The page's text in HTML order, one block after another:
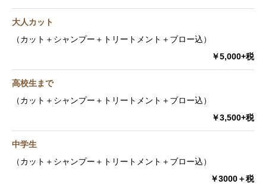
大人カット
（カット＋シャンプー＋トリートメント＋ブロー込）
￥5,000+税
高校生まで
（カット＋シャンプー＋トリートメント＋ブロー込）
￥3,500+税
中学生
（カット＋シャンプー＋トリートメント＋ブロー込）
￥3000＋税